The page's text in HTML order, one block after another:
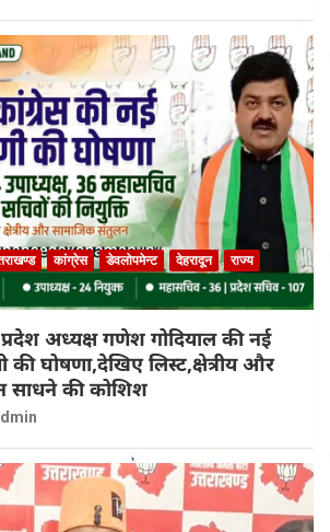
कांग्रेस डेवलोपमेन्ट देहरादून
राज्य
प्रदेश अध्यक्ष गणेश गोदियाल की नई
की घोषणा,देखिए लिस्ट,क्षेत्रीय और
साधने की कोशिश